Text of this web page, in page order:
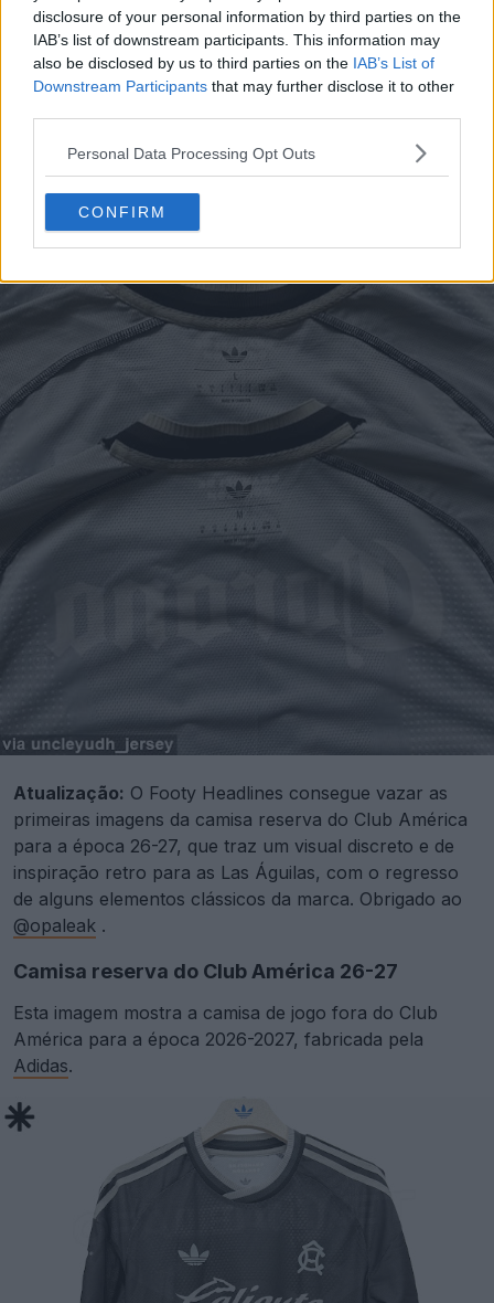
disclosure of your personal information by third parties on the
IAB’s list of downstream participants. This information may
also be disclosed by us to third parties on the IAB’s List of
Downstream Participants that may further disclose it to other
Personal Data Processing Opt Outs
CONFIRM
Atualização: O Footy Headlines consegue vazar as
primeiras imagens da camisa reserva do Club América
para a época 26-27, que traz um visual discreto e de
inspiração retro para as Las Águilas, com o regresso
de alguns elementos clássicos da marca. Obrigado ao
@opaleak .
Camisa reserva do Club América 26-27
Esta imagem mostra a camisa de jogo fora do Club
América para a época 2026-2027, fabricada pela
Adidas.